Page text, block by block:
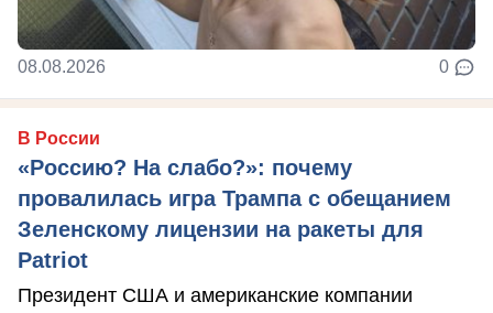
08.08.2026 0
В России
«Россию? На слабо?»: почему
провалилась игра Трампа с обещанием
Зеленскому лицензии на ракеты для
Patriot
Президент США и американские компании